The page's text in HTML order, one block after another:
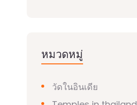
หมวดหมู่
วัดในอินเดีย